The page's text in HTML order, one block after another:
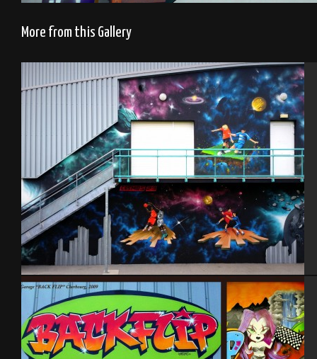
More from this Gallery
Gymnase St-Pierre Eglise-2015